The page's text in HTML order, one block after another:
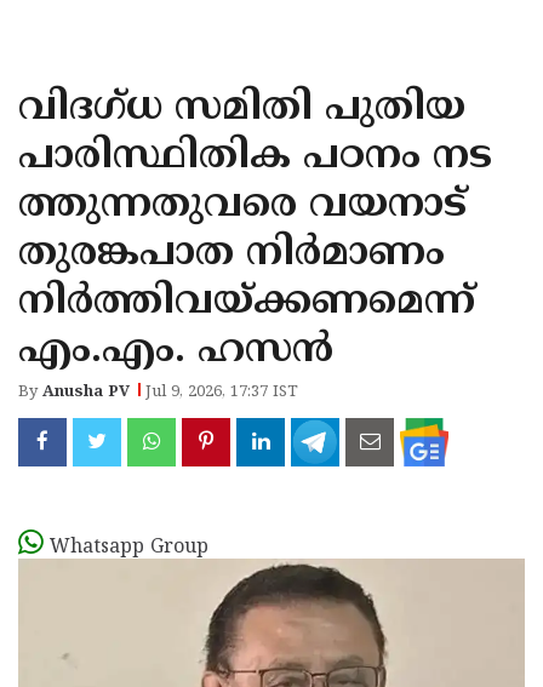
KANNUR
KASARAGOD
വിദഗ്ധ സമിതി പുതിയ
പാരിസ്ഥിതിക പഠനം നട
ത്തുന്നതുവരെ വയനാട്
തുരങ്കപാത നിർമാണം
നിർത്തിവയ്ക്കണമെന്ന്
എം.എം. ഹസൻ
ByAnusha PV Jul 9, 2026, 17:37 IST
Whatsapp Group